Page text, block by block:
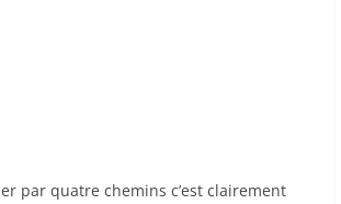
par quatre chemins c’est clairement